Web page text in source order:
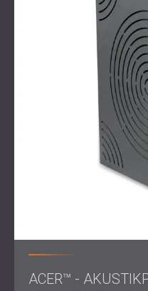
Nach der Installation
Zwecke ohne
wurden klarer, und
aufwendig bearbeitet
und die Atmosphäre blieb
Möchten Sie die
Studio verbessern?
Durchsuchen Sie unsere
kontaktieren Sie das
maßgeschneiderte
ACER™ -